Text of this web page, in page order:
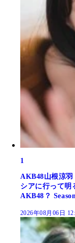
1
AKB48山根涼
シアに行って明
AKB48？
2026年08月06日